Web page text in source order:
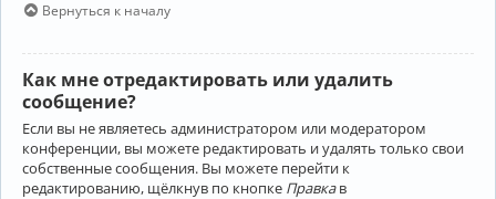
Вернуться к началу
Как мне отредактировать или удалить
сообщение?
Если вы не являетесь администратором или модератором
конференции, вы можете редактировать и удалять только свои
собственные сообщения. Вы можете перейти к
редактированию, щёлкнув по кнопке Правкав